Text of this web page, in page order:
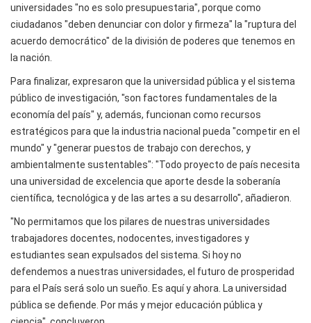
universidades "no es solo presupuestaria", porque como
ciudadanos "deben denunciar con dolor y firmeza" la "ruptura del
acuerdo democrático" de la división de poderes que tenemos en
la nación.
Para finalizar, expresaron que la universidad pública y el sistema
público de investigación, "son factores fundamentales de la
economía del país" y, además, funcionan como recursos
estratégicos para que la industria nacional pueda "competir en el
mundo" y "generar puestos de trabajo con derechos, y
ambientalmente sustentables": "Todo proyecto de país necesita
una universidad de excelencia que aporte desde la soberanía
científica, tecnológica y de las artes a su desarrollo", añadieron.
"No permitamos que los pilares de nuestras universidades
trabajadores docentes, nodocentes, investigadores y
estudiantes sean expulsados del sistema. Si hoy no
defendemos a nuestras universidades, el futuro de prosperidad
para el País será solo un sueño. Es aquí y ahora. La universidad
pública se defiende. Por más y mejor educación pública y